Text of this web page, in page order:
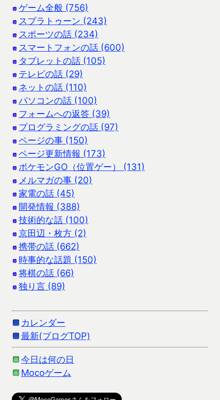
ゲーム全般 (756)
スプラトゥーン (243)
スポーツの話 (234)
スマートフォンの話 (600)
タブレットの話 (105)
テレビの話 (29)
ネットの話 (110)
パソコンの話 (100)
フォームへの返答 (39)
プログラミングの話 (97)
ページの事 (150)
ページ更新情報 (173)
ポケモンGO（位置ゲー） (131)
メルマガの事 (20)
家電の話 (45)
開発情報 (388)
技術的な話 (100)
京田辺・枚方 (2)
携帯の話 (662)
時事的な話題 (150)
将棋の話 (66)
独り言 (89)
カレンダー
最新(ブログTOP)
今日は何の日
Mocoゲーム